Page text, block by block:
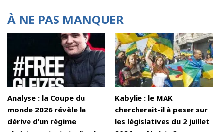
À NE PAS MANQUER
Analyse : la Coupe du
monde 2026 révèle la
dérive d’un régime
Kabylie : le MAK
chercherait-il à peser sur
les législatives du 2 juillet